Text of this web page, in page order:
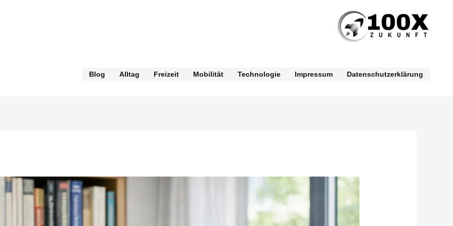
Blog Alltag Freizeit Mobilität Technologie Impressum Datenschutzerklärung